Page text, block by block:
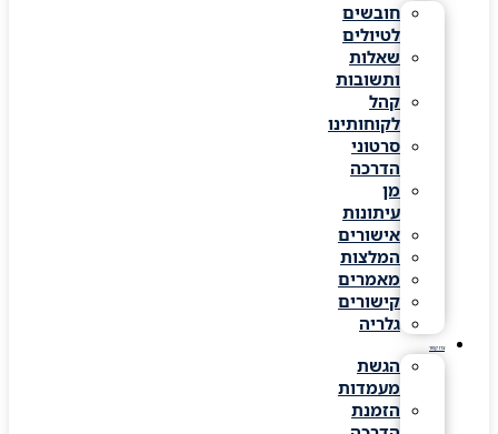
חובשים
לטיולים
שאלות
ותשובות
קהל
לקוחותינו
סרטוני
הדרכה
מן
עיתונות
אישורים
המלצות
מאמרים
קישורים
גלריה
הגשת
מעמדות
הזמנת